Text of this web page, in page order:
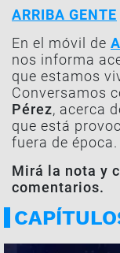
ARRIBA GENTE
En el móvil de
nos informa
que estamos
Conversamos
Pérez, acerca
que está
fuera de época.
Mirá la nota y
comentarios.